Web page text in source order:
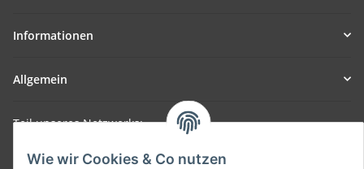
Wie wir Cookies & Co nutzen
Informationen
Allgemein
Teil unseres Netzwerks:
SmoliTec - Safety. Simplified. Worldwide. ( B2B Shop )